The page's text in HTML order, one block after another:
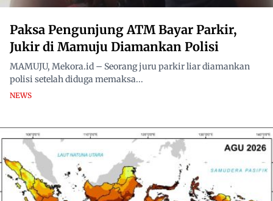
Paksa Pengunjung ATM Bayar Parkir,
Jukir di Mamuju Diamankan Polisi
MAMUJU, Mekora.id – Seorang juru parkir liar diamankan
polisi setelah diduga memaksa...
NEWS